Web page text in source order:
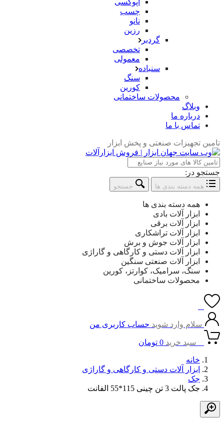
اپوکسی
چسب
نانو
رزین
گردبر
تخصصی
معمولی
سنباده
سنگ
کورین
محصولات ساختمانی
وبلاگ
درباره ما
تماس با ما
تامین تجهیزات صنعتی و پخش ابزار
جستجو در:
همه دسته بندی ها جستجو
همه دسته بندی ها
ابزار آلات بادی
ابزار آلات برقی
ابزار آلات تراشکاری
ابزار آلات جوش و برش
ابزار آلات دستی و کارگاهی و گاراژی
ابزار آلات صنعتی سنگین
سنگ، سرامیک، کوارتز، کورین
محصولات ساختمانی
سلام وارد شوید حساب کاربری من
سبد خرید 0 تومان
خانه
ابزار آلات دستی و کارگاهی و گاراژی
جک
جک پالت 3 تن چینی 115*55 الفانت